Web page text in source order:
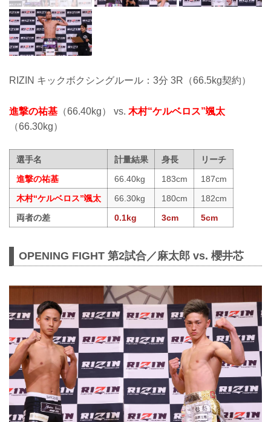
RIZIN キックボクシングルール：3分 3R（66.5kg契約）
進撃の祐基 （66.40kg） vs. 木村“ケルベロス”颯太
（66.30kg）
選手名 計量結果 身長
リーチ
進撃の祐基
66.40kg 183cm
187cm
木村“ケルベロス”颯太
66.30kg 180cm
182cm
両者の差
0.1kg 3cm 5cm
OPENING FIGHT 第2試合／麻太郎 vs. 櫻井芯